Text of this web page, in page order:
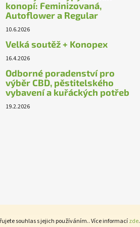
souhlas s jejich používáním.. Více informacízde.
konopí: Feminizovaná,
Autoflower a Regular
10.6.2026
Velká soutěž + Konopex
16.4.2026
Odborné poradenství pro
výběr CBD, pěstitelského
vybavení a kuřáckých potřeb
19.2.2026